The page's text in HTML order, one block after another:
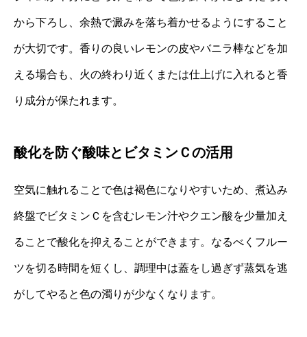
から下ろし、余熱で澱みを落ち着かせるようにすること
が大切です。香りの良いレモンの皮やバニラ棒などを加
える場合も、火の終わり近くまたは仕上げに入れると香
り成分が保たれます。
酸化を防ぐ酸味とビタミンＣの活用
空気に触れることで色は褐色になりやすいため、煮込み
終盤でビタミンＣを含むレモン汁やクエン酸を少量加え
ることで酸化を抑えることができます。なるべくフルー
ツを切る時間を短くし、調理中は蓋をし過ぎず蒸気を逃
がしてやると色の濁りが少なくなります。